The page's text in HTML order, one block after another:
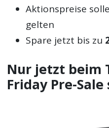
Aktionspreise
gelten
Spare jetzt bis zu
Nur jetzt beim
Friday Pre-Sale